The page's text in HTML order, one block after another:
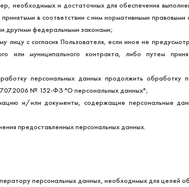
необходимых и достаточных для обеспечения
в соответствии с ним нормативными
федеральными законами;
лицу с согласия Пользователя, если иное не
или муниципального контракта, либо путем
персональных данных продолжить обработку
№ 152-ФЗ "О персональных данных";
и/или документы, содержащие персональные
предоставленных персональных данных.
персональных данных, необходимых для целей